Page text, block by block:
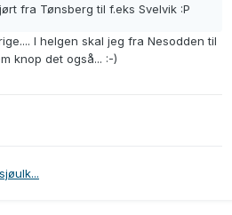
fra Tønsberg til f.eks Svelvik :P
I helgen skal jeg fra Nesodden til
knop det også... :-)